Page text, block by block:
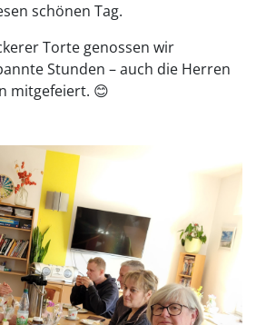
schönen Tag.
Torte genossen wir
Stunden – auch die Herren
mitgefeiert. 😊